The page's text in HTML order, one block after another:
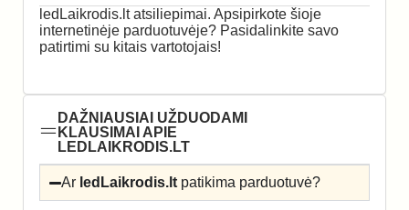
ledLaikrodis.lt atsiliepimai. Apsipirkote šioje
internetinėje parduotuvėje? Pasidalinkite savo
patirtimi su kitais vartotojais!
DAŽNIAUSIAI UŽDUODAMI
KLAUSIMAI APIE
LEDLAIKRODIS.LT
Ar ledLaikrodis.lt patikima parduotuvė?